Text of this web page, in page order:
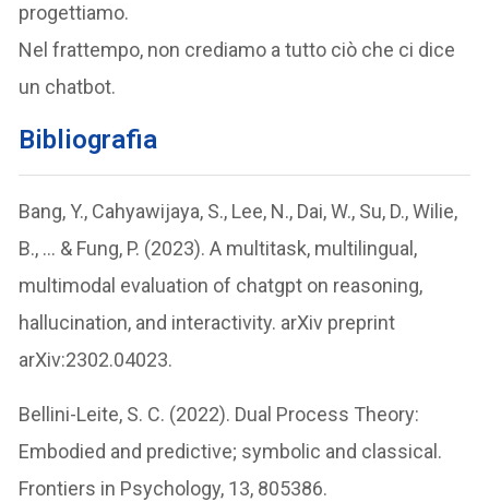
progettiamo.
Nel frattempo, non crediamo a tutto ciò che ci dice
un chatbot.
Bibliografia
Bang, Y., Cahyawijaya, S., Lee, N., Dai, W., Su, D., Wilie,
B., … & Fung, P. (2023). A multitask, multilingual,
multimodal evaluation of chatgpt on reasoning,
hallucination, and interactivity. arXiv preprint
arXiv:2302.04023.
Bellini-Leite, S. C. (2022). Dual Process Theory:
Embodied and predictive; symbolic and classical.
Frontiers in Psychology, 13, 805386.